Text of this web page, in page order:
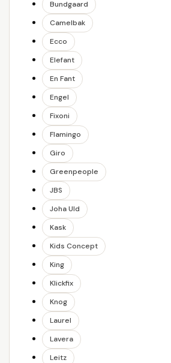
Bundgaard
Camelbak
Ecco
Elefant
En Fant
Engel
Fixoni
Flamingo
Giro
Greenpeople
JBS
Joha Uld
Kask
Kids Concept
King
Klickfix
Knog
Laurel
Lavera
Leitz